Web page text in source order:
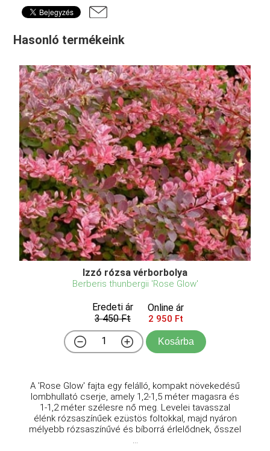
Hasonló termékeink
Izzó rózsa vérborbolya
Berberis thunbergii 'Rose Glow'
Eredeti ár
3 450 Ft
Online ár
2 950 Ft
Kosárba
A 'Rose Glow' fajta egy felálló, kompakt növekedésű
lombhullató cserje, amely 1,2-1,5 méter magasra és
1-1,2 méter szélesre nő meg. Levelei tavasszal
élénk rózsaszínűek ezüstös foltokkal, majd nyáron
mélyebb rózsaszínűvé és bíborrá érlelődnek, ősszel